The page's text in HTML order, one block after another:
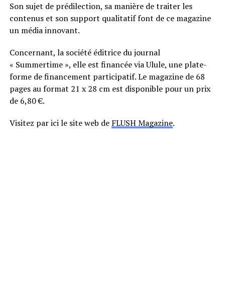
Son sujet de prédilection, sa manière de traiter les
contenus et son support qualitatif font de ce magazine
un média innovant.
Concernant, la société éditrice du journal
« Summertime », elle est financée via Ulule, une plate-
forme de financement participatif. Le magazine de 68
pages au format 21 x 28 cm est disponible pour un prix
de 6,80 €.
Visitez par ici le site web de FLUSH Magazine.